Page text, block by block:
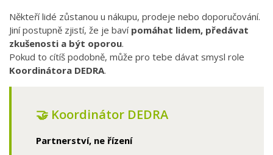
Někteří lidé zůstanou u nákupu, prodeje nebo doporučování.
Jiní postupně zjistí, že je baví pomáhat lidem, předávat
zkušenosti a být oporou.
Pokud to cítíš podobně, může pro tebe dávat smysl role
Koordinátora DEDRA.
🤝 Koordinátor DEDRA
Partnerství, ne řízení